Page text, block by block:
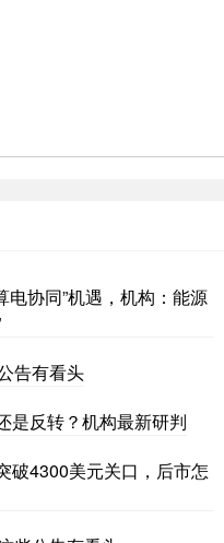
电协同”机遇，机构：能源
告有看头
是反转？机构最新研判
破4300美元关口，后市怎